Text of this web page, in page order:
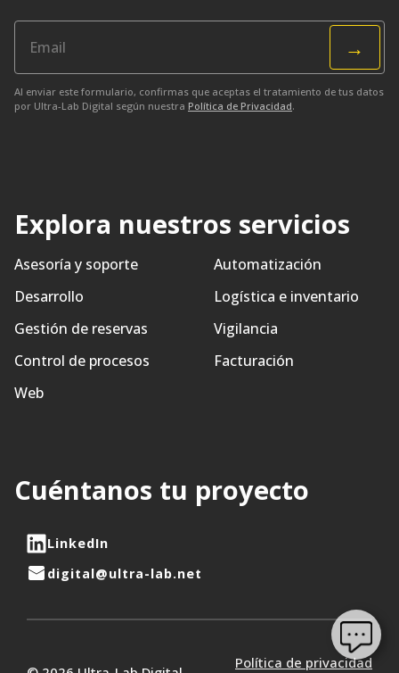
→
Al enviar este formulario, confirmas que aceptas el tratamiento de tus datos
por Ultra-Lab Digital según nuestra Política de Privacidad.
Explora nuestros servicios
Asesoría y soporte
Automatización
Desarrollo
Logística e inventario
Gestión de reservas
Vigilancia
Control de procesos
Facturación
Web
Cuéntanos tu proyecto
LinkedIn
digital@ultra-lab.net
Política de privacidad